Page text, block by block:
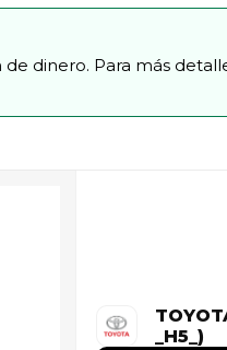
dinero. Para más
_H5_)